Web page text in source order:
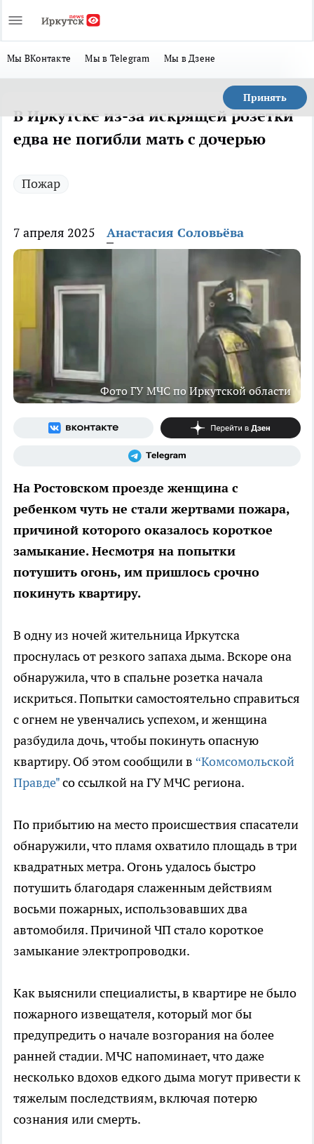
Мы ВКонтакте Мы в Telegram Мы в Дзене
Принять
В Иркутске из-за искрящей розетки
едва не погибли мать с дочерью
Пожар
7 апреля 2025 Анастасия Соловьёва
Фото ГУ МЧС по Иркутской области
На Ростовском проезде женщина с
ребенком чуть не стали жертвами пожара,
причиной которого оказалось короткое
замыкание. Несмотря на попытки
потушить огонь, им пришлось срочно
покинуть квартиру.
В одну из ночей жительница Иркутска
проснулась от резкого запаха дыма. Вскоре она
обнаружила, что в спальне розетка начала
искриться. Попытки самостоятельно справиться
с огнем не увенчались успехом, и женщина
разбудила дочь, чтобы покинуть опасную
квартиру. Об этом сообщили в “Комсомольской
Правде"со ссылкой на ГУ МЧС региона.
По прибытию на место происшествия спасатели
обнаружили, что пламя охватило площадь в три
квадратных метра. Огонь удалось быстро
потушить благодаря слаженным действиям
восьми пожарных, использовавших два
автомобиля. Причиной ЧП стало короткое
замыкание электропроводки.
Как выяснили специалисты, в квартире не было
пожарного извещателя, который мог бы
предупредить о начале возгорания на более
ранней стадии. МЧС напоминает, что даже
несколько вдохов едкого дыма могут привести к
тяжелым последствиям, включая потерю
сознания или смерть.